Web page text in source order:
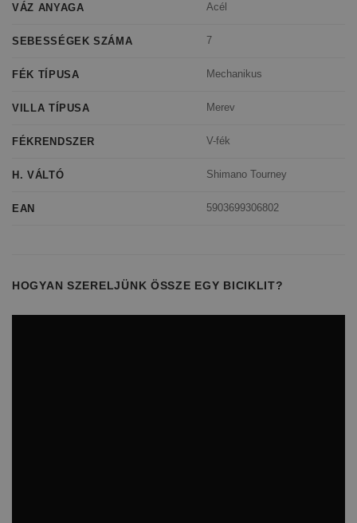
VÁZ ANYAGA Acél
SEBESSÉGEK SZÁMA 7
FÉK TÍPUSA Mechanikus
VILLA TÍPUSA Merev
FÉKRENDSZER V-fék
H. VÁLTÓ Shimano Tourney
EAN 5903699306802
HOGYAN SZERELJÜNK ÖSSZE EGY BICIKLIT?